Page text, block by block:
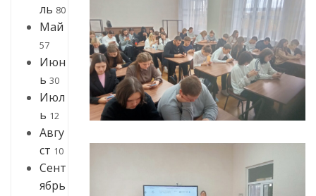
ль 80
Май
57
Июн
ь 30
Июл
ь 12
Авгу
ст 10
Сент
ябрь